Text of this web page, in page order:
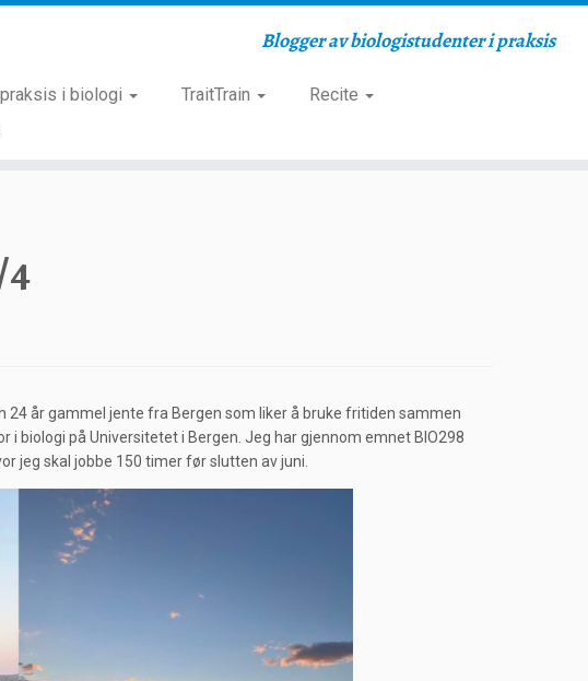
Blogger av biologistudenter i praksis
i biologi TraitTrain
Recite
år gammel jente fra Bergen som liker å bruke fritiden sammen
biologi på Universitetet i Bergen. Jeg har gjennom emnet BIO298
jeg skal jobbe 150 timer før slutten av juni.